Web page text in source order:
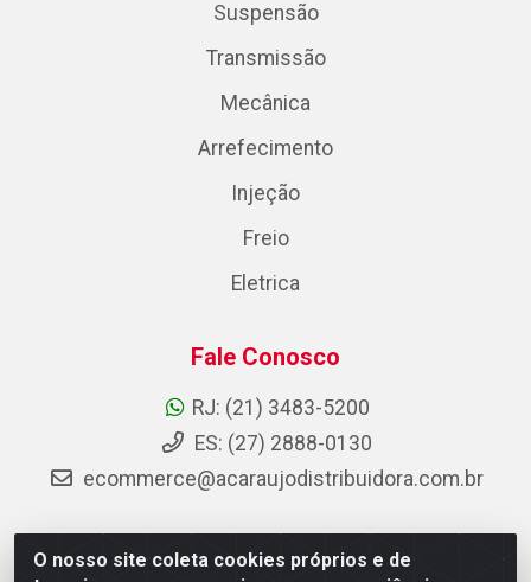
O nosso site coleta cookies próprios e de
Suspensão
Transmissão
Mecânica
Arrefecimento
Injeção
Freio
Eletrica
Fale Conosco
RJ: (21) 3483-5200
ES: (27) 2888-0130
ecommerce@acaraujodistribuidora.com.br
AC Araujo Distribuidora - Rua Carneiro de Campos, 42 -